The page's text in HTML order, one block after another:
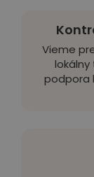
Vieme
lokálny
podpora